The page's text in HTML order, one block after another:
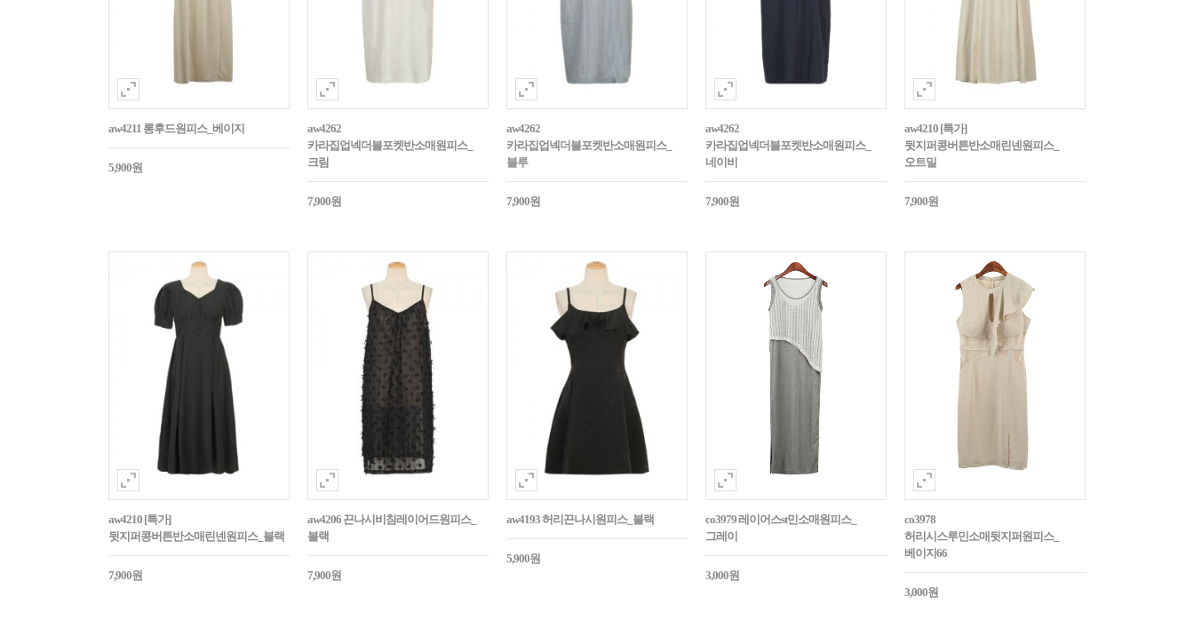
aw4211 롱후드원피스_베이지
5,900원
aw4262
카라집업넥더블포켓반소매원피스_
크림
7,900원
aw4262
카라집업넥더블포켓반소매원피스_
블루
7,900원
aw4262
카라집업넥더블포켓반소매원피스_
네이비
7,900원
aw4210 [특가]
뒷지퍼콩버튼반소매린넨원피스_
오트밀
7,900원
aw4210 [특가]
뒷지퍼콩버튼반소매린넨원피스_블랙
7,900원
aw4206 끈나시비침레이어드원피스_
블랙
7,900원
aw4193 허리끈나시원피스_블랙
5,900원
co3979 레이어스st민소매원피스_
그레이
3,000원
co3978
허리시스루민소매뒷지퍼원피스_
베이지66
3,000원